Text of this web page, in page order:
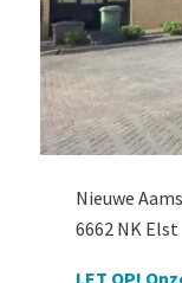
Nieuwe
6662 NK Elst